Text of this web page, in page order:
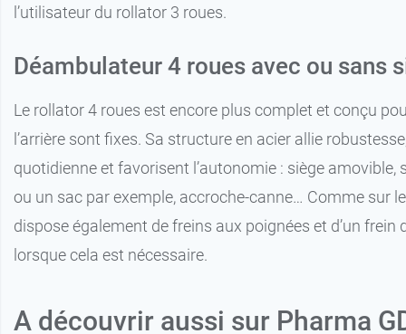
l’utilisateur du rollator 3 roues.
Déambulateur 4 roues avec ou sans
Le rollator 4 roues est encore plus complet et conçu
l’arrière sont fixes. Sa structure en acier allie
quotidienne et favorisent l’autonomie : siège
ou un sac par exemple, accroche-canne… Comme sur
dispose également de freins aux poignées et d’un
lorsque cela est nécessaire.
A découvrir aussi sur Pharma